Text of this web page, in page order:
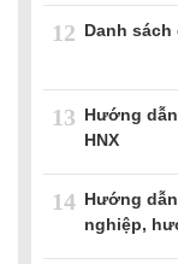
12 Danh
13 Hướng
HNX
14 Hướng
nghiệp,